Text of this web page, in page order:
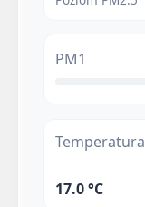
PM1
Temperatura
17.0 °C